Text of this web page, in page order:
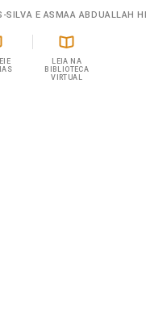
SILVA E ASMAA ABDUALLAH
LEIA NA
BIBLIOTECA
VIRTUAL